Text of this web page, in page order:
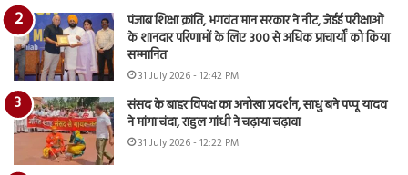
पंजाब शिक्षा क्रांति, भगवंत मान सरकार ने नीट, जेईई परीक्षाओं
के शानदार परिणामों के लिए 300 से अधिक प्राचार्यों को किया
सम्मानित
31 July 2026 - 12:42 PM
संसद के बाहर विपक्ष का अनोखा प्रदर्शन, साधु बने पप्पू यादव
ने मांगा चंदा, राहुल गांधी ने चढ़ाया चढ़ावा
31 July 2026 - 12:22 PM